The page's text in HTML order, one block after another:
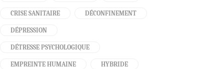
CRISE SANITAIRE DÉCONFINEMENT
DÉPRESSION
DÉTRESSE PSYCHOLOGIQUE
EMPREINTE HUMAINE HYBRIDE